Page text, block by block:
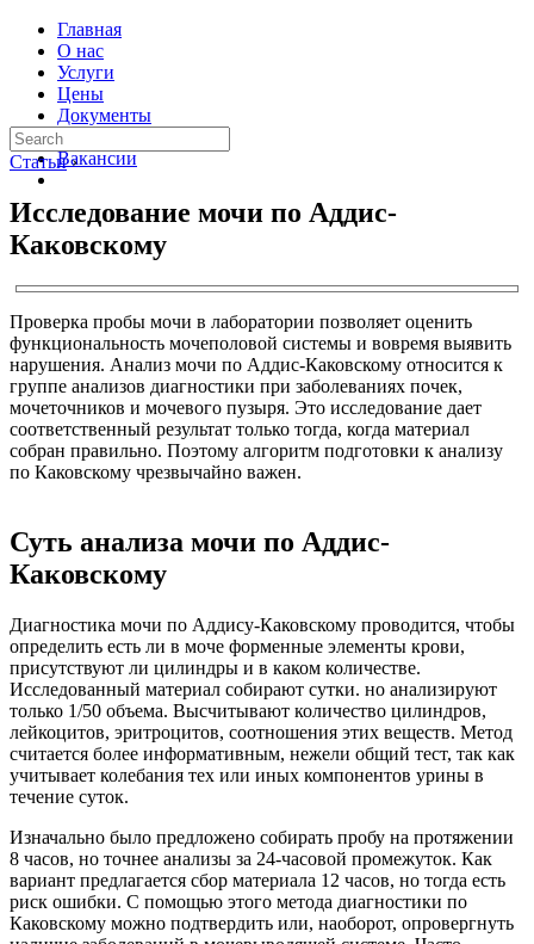
Главная
О нас
Услуги
Цены
Документы
Контакты
Вакансии
Статьи ›
Исследование мочи по Аддис-
Каковскому
Проверка пробы мочи в лаборатории позволяет оценить
функциональность мочеполовой системы и вовремя выявить
нарушения. Анализ мочи по Аддис-Каковскому относится к
группе анализов диагностики при заболеваниях почек,
мочеточников и мочевого пузыря. Это исследование дает
соответственный результат только тогда, когда материал
собран правильно. Поэтому алгоритм подготовки к анализу
по Каковскому чрезвычайно важен.
Суть анализа мочи по Аддис-
Каковскому
Диагностика мочи по Аддису-Каковскому проводится, чтобы
определить есть ли в моче форменные элементы крови,
присутствуют ли цилиндры и в каком количестве.
Исследованный материал собирают сутки. но анализируют
только 1/50 объема. Высчитывают количество цилиндров,
лейкоцитов, эритроцитов, соотношения этих веществ. Метод
считается более информативным, нежели общий тест, так как
учитывает колебания тех или иных компонентов урины в
течение суток.
Изначально было предложено собирать пробу на протяжении
8 часов, но точнее анализы за 24-часовой промежуток. Как
вариант предлагается сбор материала 12 часов, но тогда есть
риск ошибки. С помощью этого метода диагностики по
Каковскому можно подтвердить или, наоборот, опровергнуть